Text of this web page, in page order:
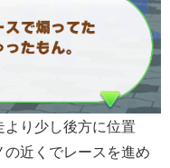
り少し後方に位置
の近くでレースを進め